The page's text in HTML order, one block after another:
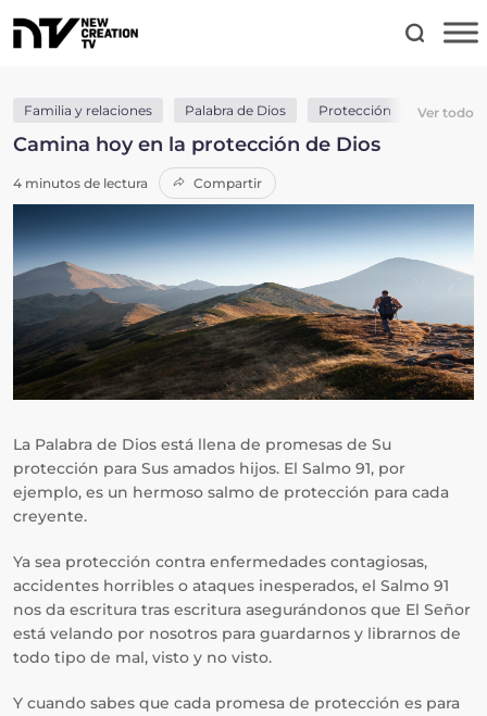
Familia y relaciones Palabra de Dios Protección Salud y
Ver todo
Camina hoy en la protección de Dios
4 minutos de lectura Compartir
La Palabra de Dios está llena de promesas de Su
protección para Sus amados hijos. El Salmo 91, por
ejemplo, es un hermoso salmo de protección para cada
creyente.
Ya sea protección contra enfermedades contagiosas,
accidentes horribles o ataques inesperados, el Salmo 91
nos da escritura tras escritura asegurándonos que El Señor
está velando por nosotros para guardarnos y librarnos de
todo tipo de mal, visto y no visto.
Y cuando sabes que cada promesa de protección es para